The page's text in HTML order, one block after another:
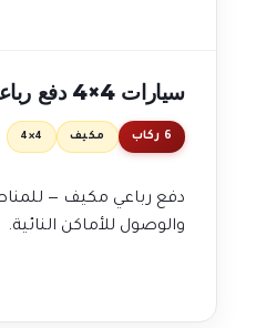
سيارات 4×4 دفع رباعي
6 ركاب مكيف 4×4
دفع رباعي مكيف —
والوصول للأماكن النائية.